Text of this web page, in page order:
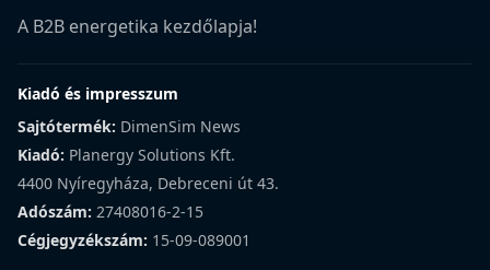
A B2B energetika kezdőlapja!
Kiadó és impresszum
Sajtótermék: DimenSim News
Kiadó: Planergy Solutions Kft.
4400 Nyíregyháza, Debreceni út 43.
Adószám: 27408016-2-15
Cégjegyzékszám: 15-09-089001